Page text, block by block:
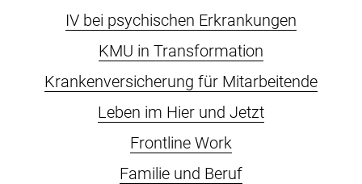
IV bei psychischen Erkrankungen
KMU in Transformation
Krankenversicherung für Mitarbeitende
Leben im Hier und Jetzt
Frontline Work
Familie und Beruf